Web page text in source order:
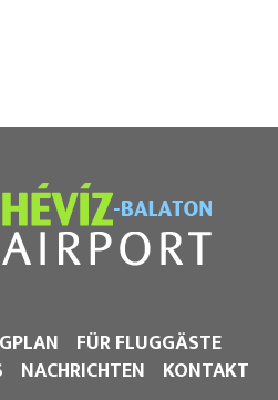
FÜR FLUGGÄSTE
NACHRICHTEN KONTAKT